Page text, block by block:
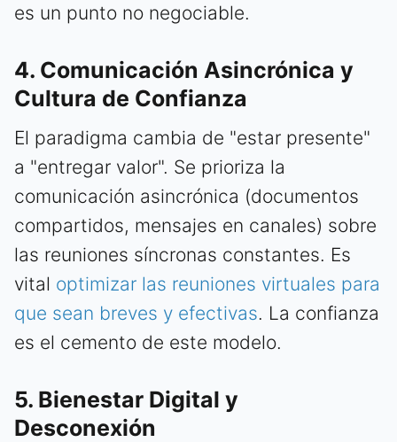
es un punto no negociable.
4. Comunicación Asincrónica y
Cultura de Confianza
El paradigma cambia de "estar presente"
a "entregar valor". Se prioriza la
comunicación asincrónica (documentos
compartidos, mensajes en canales) sobre
las reuniones síncronas constantes. Es
vital optimizar las reuniones virtuales para
que sean breves y efectivas. La confianza
es el cemento de este modelo.
5. Bienestar Digital y
Desconexión